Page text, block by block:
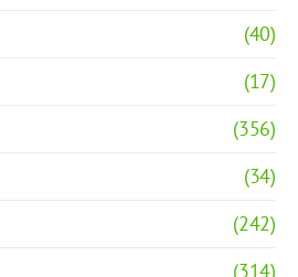
(40)
(17)
(356)
(34)
(242)
(314)